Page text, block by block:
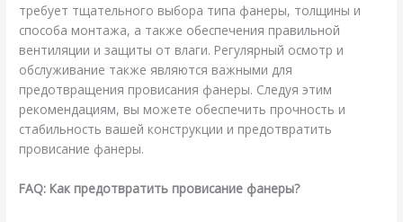
требует тщательного выбора типа фанеры, толщины и
способа монтажа, а также обеспечения правильной
вентиляции и защиты от влаги. Регулярный осмотр и
обслуживание также являются важными для
предотвращения провисания фанеры. Следуя этим
рекомендациям, вы можете обеспечить прочность и
стабильность вашей конструкции и предотвратить
провисание фанеры.
FAQ: Как предотвратить провисание фанеры?